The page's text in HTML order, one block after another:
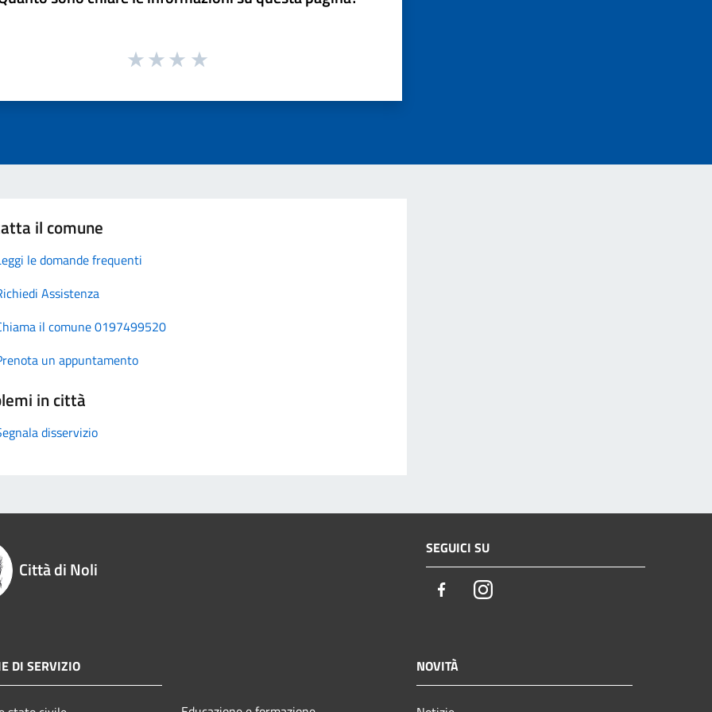
il comune
le domande frequenti
Assistenza
il comune 0197499520
un appuntamento
in città
disservizio
Città di Noli
SEGUICI SU
FacebookInstagram
DI SERVIZIO NOVITÀ